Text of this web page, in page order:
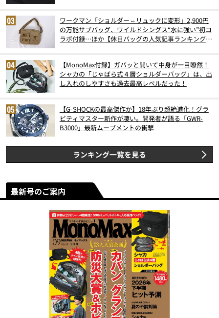
ワークマン「ショルダー⇔リュックに変形」2,900円
の万能サブバッグ、ワイルドシングス“水に強い”初コ
ラボ付録…ほか【休日バッグの人気記事ランキングベ
【MonoMax付録】ガバッと開いて中身が一目瞭然！
シャカの「じゃばら式４層ショルダーバッグ」は、出
し入れのしやすさも過去最高レベルだった！
【G-SHOCKの最高傑作か】18年ぶり超絶進化！グラ
ビティマスター新作が凄い。開発者が語る「GWR-
B3000」最新ムーブメントの衝撃
ランキング一覧を見る
最新号のご案内